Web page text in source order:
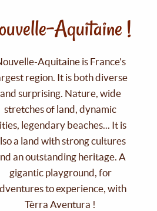
Aquitaine !
Aquitaine is France's
region. It is both diverse
and surprising. Nature, wide
stretches of land, dynamic
legendary beaches... It is
a land with strong cultures
an outstanding heritage. A
gigantic playground, for
to experience, with
Tèrra Aventura !